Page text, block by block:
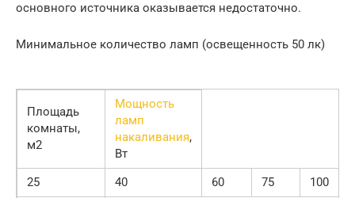
основного источника оказывается недостаточно.
Минимальное количество ламп (освещенность 50 лк)
Площадь
комнаты,
м2
Мощность
ламп
накаливания,
Вт
25
40 60 75
100